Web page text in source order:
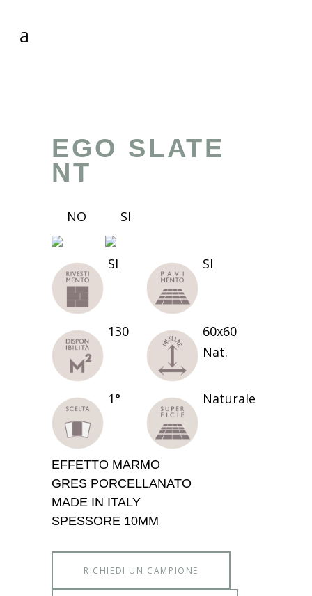
EGO SLATE
NT
NO SI
SI SI
130
60x60
Nat.
1° Naturale
EFFETTO MARMO
GRES PORCELLANATO
MADE IN ITALY
SPESSORE 10MM
RICHIEDI UN CAMPIONE